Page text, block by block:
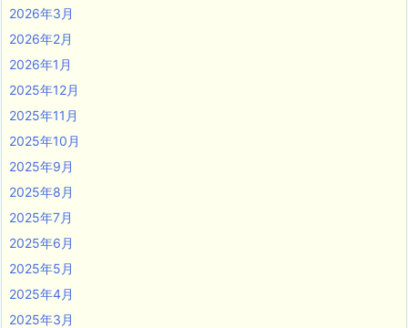
2026年3月
2026年2月
2026年1月
2025年12月
2025年11月
2025年10月
2025年9月
2025年8月
2025年7月
2025年6月
2025年5月
2025年4月
2025年3月